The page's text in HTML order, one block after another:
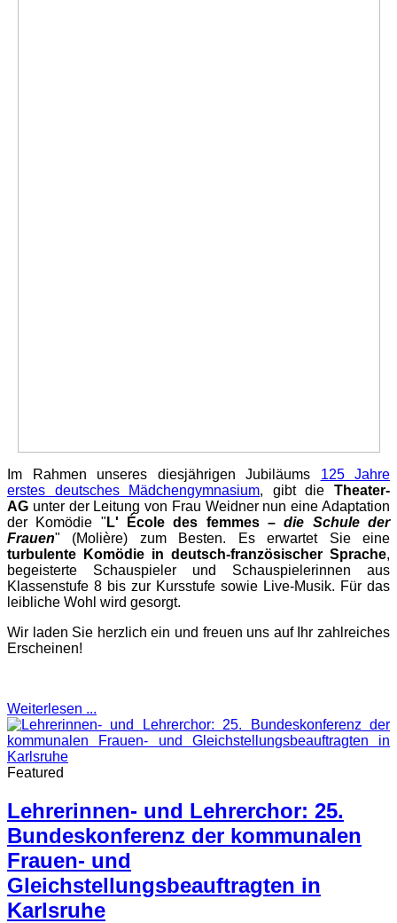
Im Rahmen unseres diesjährigen Jubiläums 125 Jahre
erstes deutsches Mädchengymnasium, gibt dieTheater-
AG unter der Leitung von Frau Weidner nun eine Adaptation
der Komödie " L' École des femmes –die Schule der
Frauen" (Molière) zum Besten. Es erwartet Sie eine
turbulente Komödie in deutsch-französischer Sprache,
begeisterte Schauspieler und Schauspielerinnen aus
Klassenstufe 8 bis zur Kursstufe sowie Live-Musik. Für das
leibliche Wohl wird gesorgt.
Wir laden Sie herzlich ein und freuen uns auf Ihr zahlreiches
Erscheinen!
Weiterlesen ...
Featured
Lehrerinnen- und Lehrerchor: 25.
Bundeskonferenz der kommunalen
Frauen- und
Gleichstellungsbeauftragten in
Karlsruhe